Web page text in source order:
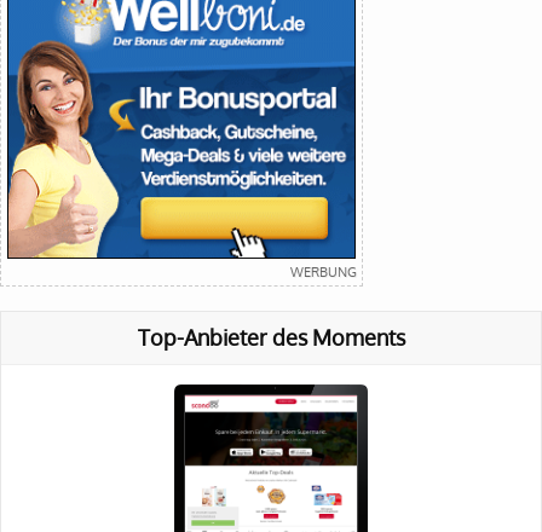
Top-Anbieter des Moments